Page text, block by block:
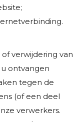
verwijdering van
ontvangen
tegen de
(of een deel
verwerkers.